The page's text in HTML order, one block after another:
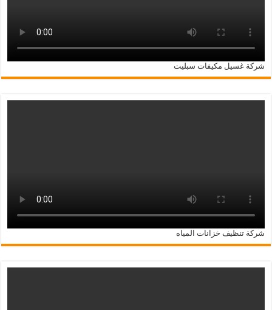
شركة غسيل مكيفات سبليت
شركة تنظيف خزانات المياه